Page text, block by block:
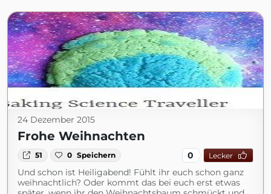
24 Dezember 2015
Frohe Weihnachten
51 0 Speichern 0 Lecker
Und schon ist Heiligabend! Fühlt ihr euch schon ganz
weihnachtlich? Oder kommt das bei euch erst etwas